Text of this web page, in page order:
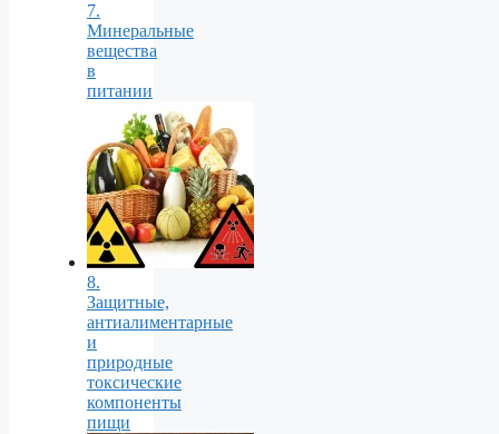
7.
Минеральные
вещества
в
питании
8.
Защитные,
антиалиментарные
и
природные
токсические
компоненты
пищи